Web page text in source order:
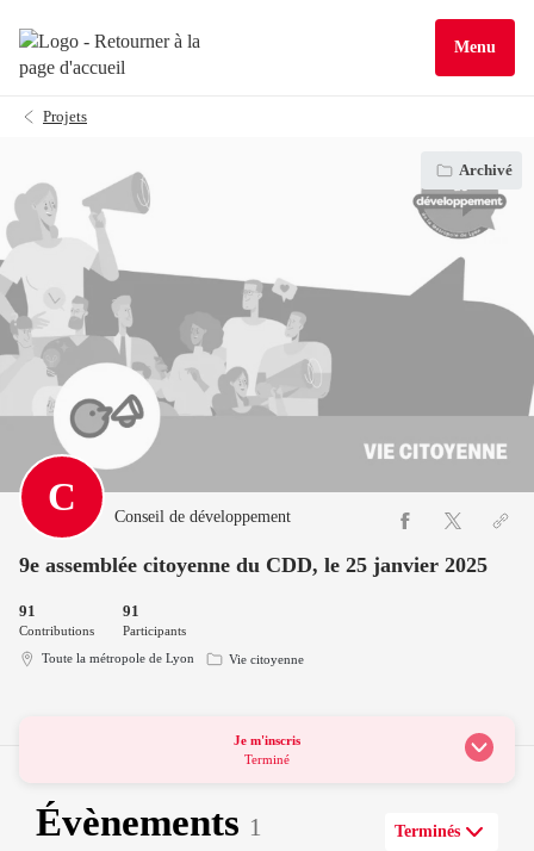
Menu
Projets
C Conseil de développement
9e assemblée citoyenne du CDD, le 25 janvier 2025
91
Contributions
91
Participants
Toute la métropole de Lyon
Vie citoyenne
Archivé
Je m'inscris
Terminé
Évènements 1 Terminés